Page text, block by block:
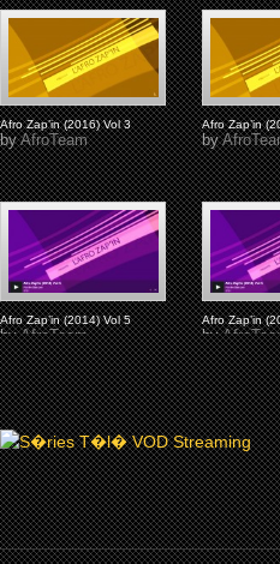
Afro Zap’in (2016) Vol 3
byAfroTeam
Afro Zap’in
by
Afro Zap’in (2014) Vol 5
byAfroTeam
Afro Zap’in
by